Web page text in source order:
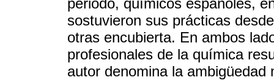
periodo, químicos españoles,
sostuvieron sus prácticas
otras encubierta. En ambos
profesionales de la química
autor denomina la ambigüedad